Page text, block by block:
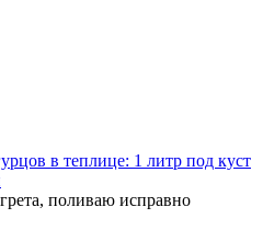
в теплице: 1 литр под куст
поливаю исправно